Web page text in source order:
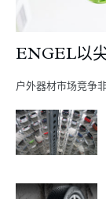
ENGEL以
户外器材市场竞争